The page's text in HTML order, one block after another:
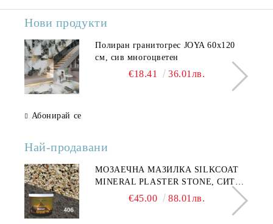
Нови продукти
Полиран гранитогрес JOYA 60x120
см, сив многоцветен
€18.41 36.01лв.
Абонирай се
Най-продавани
МОЗАЕЧНА МАЗИЛКА SILKCOAT
MINERAL PLASTER STONE, СИТЕН
КАМЪК 406 25КГ
€45.00 88.01лв.